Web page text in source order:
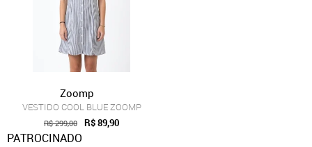
Zoomp
VESTIDO COOL BLUE ZOOMP
R$ 299,00 R$ 89,90
PATROCINADO